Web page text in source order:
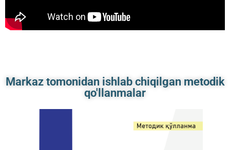
Markaz tomonidan ishlab chiqilgan metodik
qo'llanmalar